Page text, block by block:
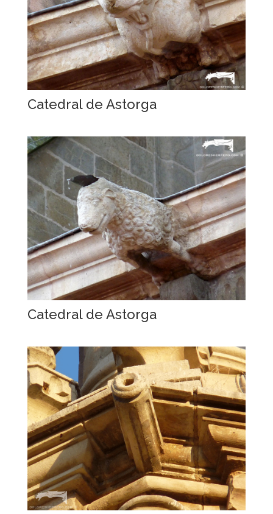
Catedral de Astorga
Catedral de Astorga